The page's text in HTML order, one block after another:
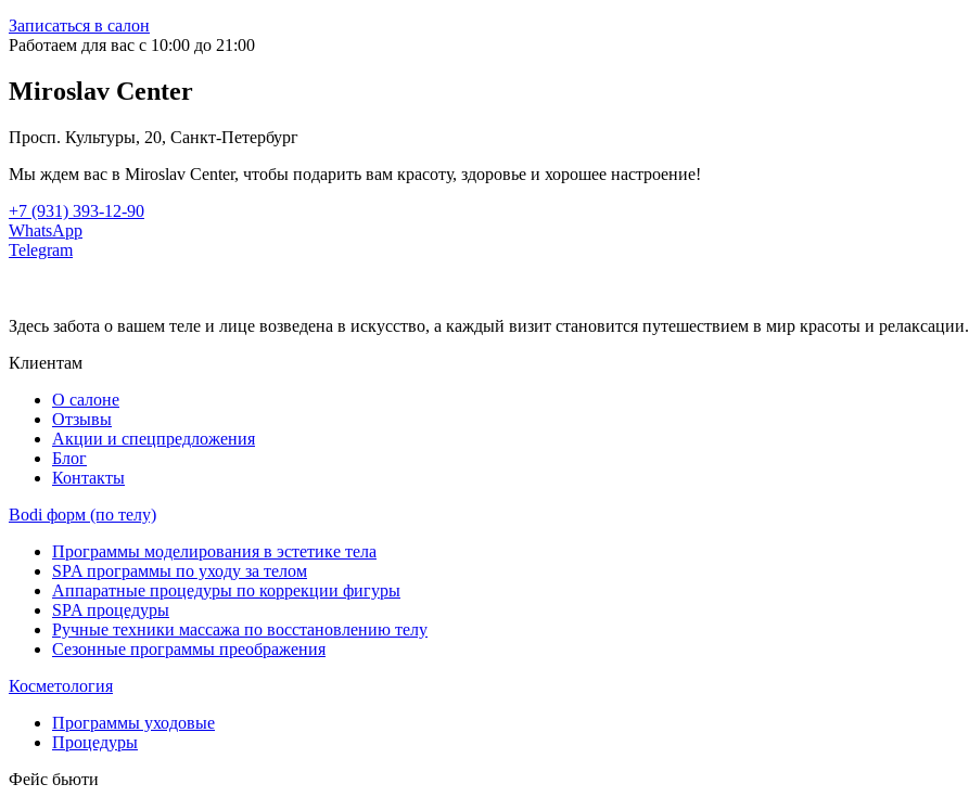
Записаться в салон
Работаем для вас с 10:00 до 21:00
Miroslav Сenter
Просп. Культуры, 20, Санкт-Петербург
Мы ждем вас в Miroslav Сenter, чтобы подарить вам красоту, здоровье и хорошее настроение!
+7 (931) 393-12-90
WhatsApp
Telegram
Здесь забота о вашем теле и лице возведена в искусство, а каждый визит становится путешествием в мир красоты и релаксации.
Клиентам
О салоне
Отзывы
Акции и спецпредложения
Блог
Контакты
Bodi форм (по телу)
Программы моделирования в эстетике тела
SPA программы по уходу за телом
Аппаратные процедуры по коррекции фигуры
SPA процедуры
Ручные техники массажа по восстановлению телу
Сезонные программы преображения
Косметология
Программы уходовые
Процедуры
Фейс бьюти